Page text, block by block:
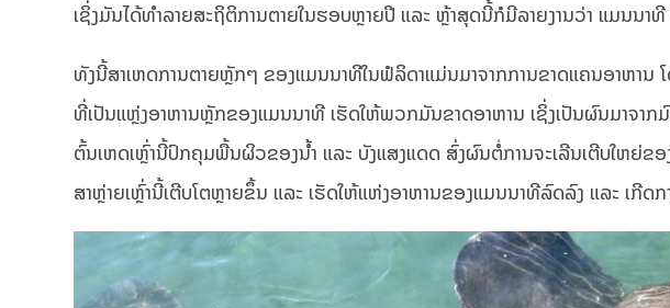
ເຊິ່ງມັນໄດ້ທຳລາຍສະຖິຕິການຕາຍໃນຮອບຫຼາຍປີ ແລະ ຫຼ້າສຸດນີ້ກໍມີລາຍງານວ່າ ແມນນາທີ
ທັງນີ້ສາເຫດການຕາຍຫຼັກໆ ຂອງແມນນາທີໃນຟໍລິດາແມ່ນມາຈາກການຂາດແຄນອາຫາ
ທີ່ເປັນແຫຼ່ງອາຫານຫຼັກຂອງແມນນາທີ ເຮັດໃຫ້ພວກມັນຂາດອາຫານ ເຊິ່ງເປັນຜົນມາຈາກ
ຕົ້ນເຫດເຫຼົ່ານີ້ປົກຄຸມພື້ນຜິວຂອງນ້ຳ ແລະ ບັງແສງແດດ ສົ່ງຜົນຕໍ່ການຈະເລີນເຕີບໃຫຍ່ຂ
ສາຫຼ່າຍເຫຼົ່ານີ້ເຕີບໂຕຫຼາຍຂຶ້ນ ແລະ ເຮັດໃຫ້ແຫ່ງອາຫານຂອງແມນນາທີລົດລົງ ແລະ ເກີດ